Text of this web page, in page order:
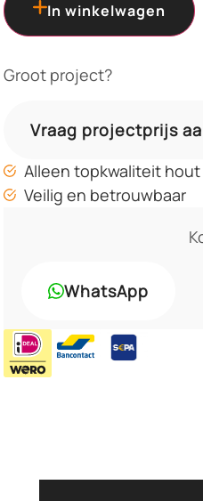
In winkelwagen
Groot project?
Vraag projectprijs
Alleen topkwaliteit hout
Veilig en betrouwbaar
WhatsApp